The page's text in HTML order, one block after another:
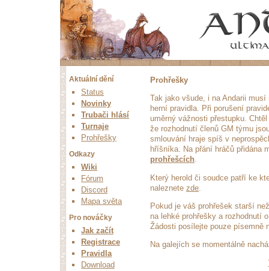
Aktuální dění
Status
Novinky
Trubači hlásí
Turnaje
Prohřešky
Odkazy
Wiki
Fórum
Discord
Mapa světa
Pro nováčky
Jak začít
Registrace
Pravidla
Download
Prohřešky
Tak jako všude, i na Andarii musí
herní pravidla. Při porušení
uměrný vážnosti přestupku.
že rozhodnutí členů GM týmu
smlouvání hraje spíš v
hříšníka. Na přání hráčů přidána
prohřešcích.
Který herold či soudce patří ke
naleznete zde
Pokud je váš prohřešek starší
na lehké prohřešky a rozhodnutí
Žádosti posílejte pouze písemně
Na galejích se momentálně